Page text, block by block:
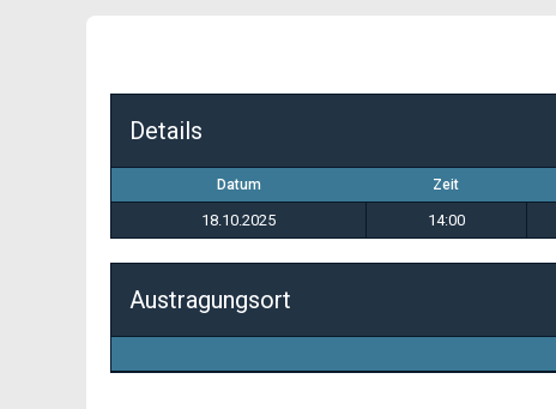
Details
Datum Zeit
18.10.2025 14:00
Austragungsort